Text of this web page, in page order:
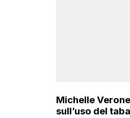
Michelle
sull’uso del